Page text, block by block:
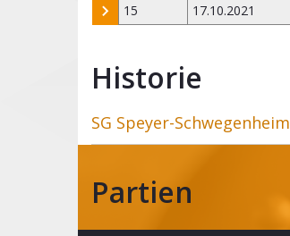
15 17.10.2021
Historie
SG Speyer-Schwegenheim
Partien